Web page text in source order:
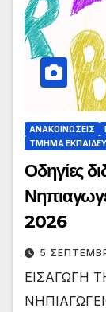
ΑΝΑΚΟΙΝΏΣΕΙΣ
ΤΜΉΜΑ
Οδηγίες
2026
5
ΕΙΣΑΓΩΓΗ